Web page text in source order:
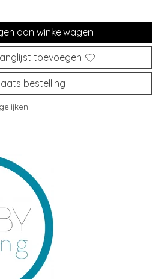
aan winkelwagen
toevoegen
bestelling